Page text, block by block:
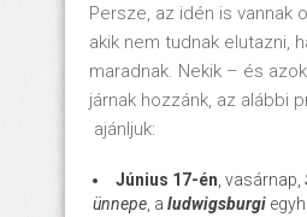
Persze, az idén is vannak
akik nem tudnak elutazni,
maradnak. Nekik – és
járnak hozzánk, az alábbi
ajánljuk:
Június 17-én , vasárnap,
ünnepe , a ludwigsburgi